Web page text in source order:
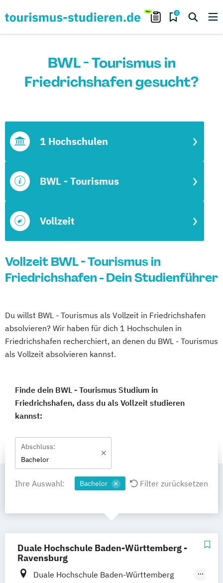
0
BWL - Tourismus in
Friedrichshafen gesucht?
Vollzeit
BWL - Tourismus
1 Hochschulen
Vollzeit BWL - Tourismus in
Friedrichshafen - Dein Studienführer
Du willst BWL - Tourismus als Vollzeit in Friedrichshafen
absolvieren? Wir haben für dich 1 Hochschulen in
Friedrichshafen recherchiert, an denen du BWL - Tourismus
als Vollzeit absolvieren kannst.
Finde dein BWL - Tourismus Studium in
Friedrichshafen, dass du als Vollzeit studieren
kannst:
Abschluss:
Bachelor
Ihre Auswahl: Bachelor Filter zurücksetzen
Duale Hochschule Baden-Württemberg -
Ravensburg
Duale Hochschule Baden-Württemberg